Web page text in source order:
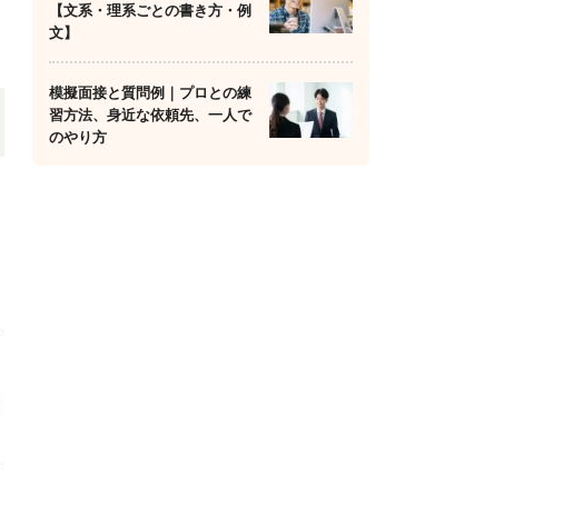
【文系・理系ごとの書き方・例
文】
模擬面接と質問例｜プロとの練
習方法、身近な依頼先、一人で
のやり方